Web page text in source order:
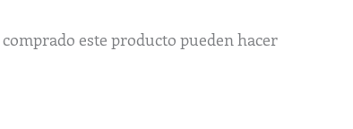
este producto pueden hacer